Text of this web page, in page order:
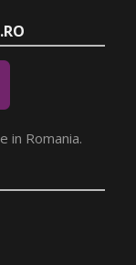
in Romania.